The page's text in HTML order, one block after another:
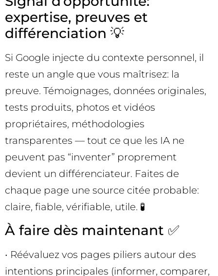
expertise, preuves et
différenciation 💡
Si Google injecte du contexte personnel, il
reste un angle que vous maîtrisez: la
preuve. Témoignages, données originales,
tests produits, photos et vidéos
propriétaires, méthodologies
transparentes — tout ce que les IA ne
peuvent pas “inventer” proprement
devient un différenciateur. Faites de
chaque page une source citée probable:
claire, fiable, vérifiable, utile. 🧪
À faire dès maintenant ✅
• Réévaluez vos pages piliers autour des
intentions principales (informer, comparer,